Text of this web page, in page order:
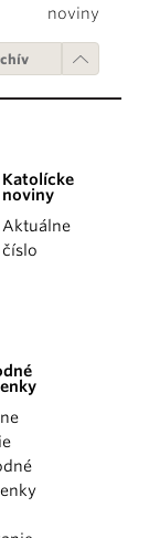
noviny
Katolícke
noviny
Aktuálne
číslo